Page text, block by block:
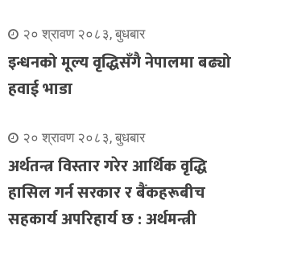
२० श्रावण २०८३, बुधबार
इन्धनको मूल्य वृद्धिसँगै नेपालमा बढ्यो
हवाई भाडा
२० श्रावण २०८३, बुधबार
अर्थतन्त्र विस्तार गरेर आर्थिक वृद्धि
हासिल गर्न सरकार र बैंकहरूबीच
सहकार्य अपरिहार्य छ : अर्थमन्त्री